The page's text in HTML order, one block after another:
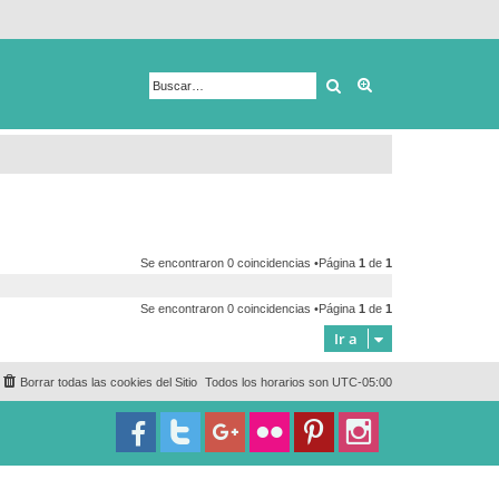
Buscar
Se encontraron 0 coincidencias •Página 1 de 1
Se encontraron 0 coincidencias •Página 1 de 1
Ir a
Todos los horarios son UTC-05:00
Borrar todas las cookies del Sitio